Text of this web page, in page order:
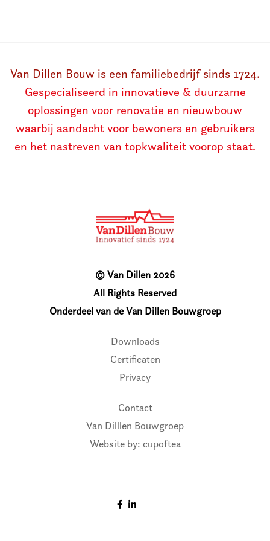
Van Dillen Bouw is een familiebedrijf sinds 1724.
Gespecialiseerd in innovatieve & duurzame
oplossingen voor renovatie en nieuwbouw
waarbij aandacht voor bewoners en gebruikers
en het nastreven van topkwaliteit voorop staat.
© Van Dillen 2026
All Rights Reserved
Onderdeel van de Van Dillen Bouwgroep
Downloads
Certificaten
Privacy
Contact
Van Dilllen Bouwgroep
Website by: cupoftea